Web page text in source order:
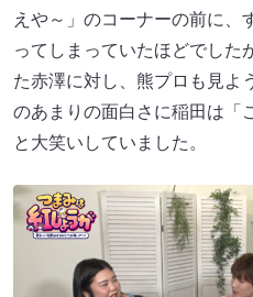
えや～」のコーナーの前に、
ってしまっていたほどでした
た赤澤に対し、熊プロも見よ
のあまりの面白さに稲田は「
と大笑いしていました。